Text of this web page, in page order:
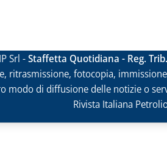
Srl -Staffetta Quotidiana - Reg.
ritrasmissione, fotocopia,
modo di diffusione delle notizie o
Rivista Italiana